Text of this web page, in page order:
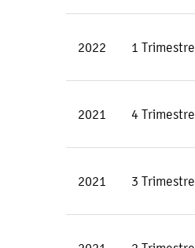
2022 1 Trimestre
2021 4 Trimestre
2021 3 Trimestre